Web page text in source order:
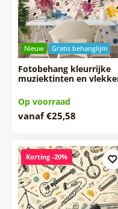
Nieuw Gratis behanglijm
Fotobehang kleurrijke
muziektinten en
Op voorraad
vanaf €25,58
Korting -20%